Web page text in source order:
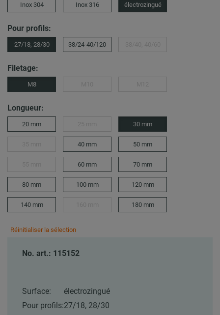
Inox 304 Inox 316 électrozingué
Pour profils:
27/18, 28/30 38/24-40/120
Filetage:
M8
Longueur:
20 mm 30 mm
40 mm 50 mm
60 mm 70 mm
80 mm 100 mm 120 mm
140 mm 180 mm
Réinitialiser la sélection
No. art.: 115152
Surface:
électrozingué
Pour profils:27/18, 28/30